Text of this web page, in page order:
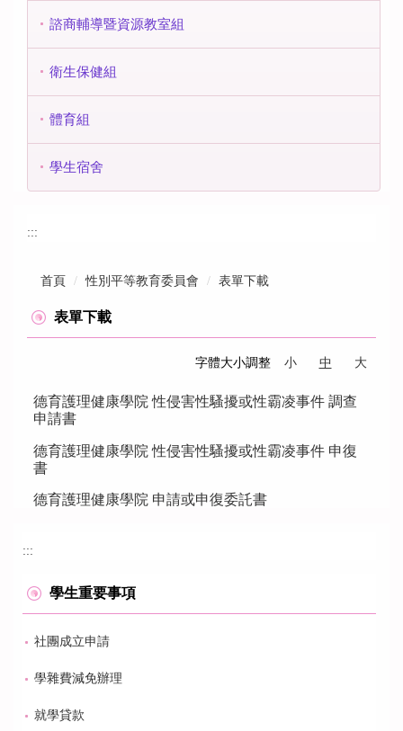
諮商輔導暨資源教室組
衛生保健組
體育組
學生宿舍
:::
首頁 性別平等教育委員會 表單下載
表單下載
字體大小調整 小 中 大
德育護理健康學院 性侵害性騷擾或性霸凌事件 調查
申請書
德育護理健康學院 性侵害性騷擾或性霸凌事件 申復
書
德育護理健康學院 申請或申復委託書
:::
學生重要事項
社團成立申請
學雜費減免辦理
就學貸款